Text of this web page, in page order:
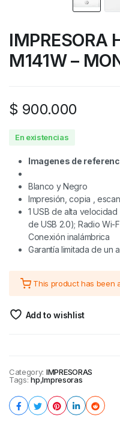
IMPRESORA
M141W –
$ 900.000
En existencias
Imagenes de
Blanco y Negro
Impresión, copia ,
1 USB de alta
de USB 2.0); Radio Wi-
Conexión inalámbrica
Garantía limitada de un
This product has been
Add to wishlist
Category: IMPRESORAS
Tags: hp,Impresoras